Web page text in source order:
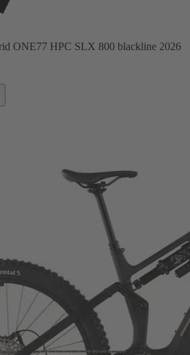
ONE77 HPC SLX 800 blackline 2026